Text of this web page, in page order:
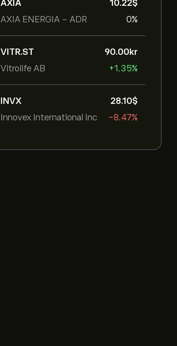
AXIA
AXIA ENERGIA - ADR
10.22‎$‎
0%
VITR.ST
Vitrolife AB
90.00‎kr‎
+1.35%
INVX
Innovex International Inc
28.10‎$‎
-8.47%